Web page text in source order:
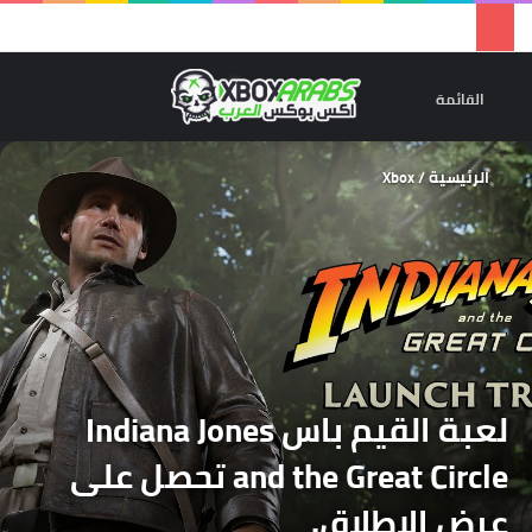
القائمة
الرئيسية/
Xbox
لعبة القيم باس Indiana Jones
and the Great Circle تحصل على